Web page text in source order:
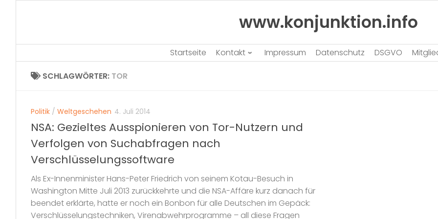
www.konjunktion.info
Startseite Kontakt Impressum Datenschutz DSGVO
SCHLAGWÖRTER: TOR
Politik / Weltgeschehen 4. Juli 2014
NSA: Gezieltes Ausspionieren von Tor-Nutzern und
Verfolgen von Suchabfragen nach
Verschlüsselungssoftware
Als Ex-Innenminister Hans-Peter Friedrich von seinem Kotau-Besuch in
Washington Mitte Juli 2013 zurückkehrte und die NSA-Affäre kurz danach für
beendet erklärte, hatte er noch ein Bonbon für alle Deutschen im Gepäck:
Verschlüsselungstechniken, Virenabwehrprogramme – all diese Fragen